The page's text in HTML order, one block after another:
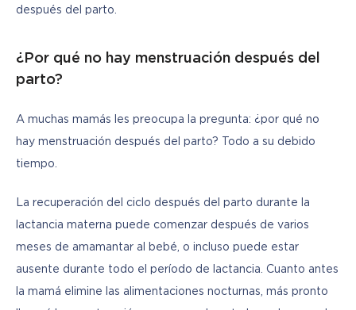
después del parto.
¿Por qué no hay menstruación después del
parto?
A muchas mamás les preocupa la pregunta: ¿por qué no
hay menstruación después del parto? Todo a su debido
tiempo.
La recuperación del ciclo después del parto durante la
lactancia materna puede comenzar después de varios
meses de amamantar al bebé, o incluso puede estar
ausente durante todo el período de lactancia. Cuanto antes
la mamá elimine las alimentaciones nocturnas, más pronto